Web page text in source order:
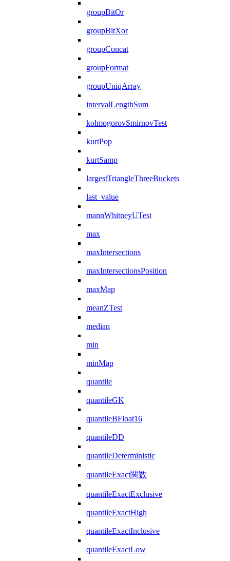
groupBitOr
groupBitXor
groupConcat
groupFormat
groupUniqArray
intervalLengthSum
kolmogorovSmirnovTest
kurtPop
kurtSamp
largestTriangleThreeBuckets
last_value
mannWhitneyUTest
max
maxIntersections
maxIntersectionsPosition
maxMap
meanZTest
median
min
minMap
quantile
quantileGK
quantileBFloat16
quantileDD
quantileDeterministic
quantileExact関数
quantileExactExclusive
quantileExactHigh
quantileExactInclusive
quantileExactLow